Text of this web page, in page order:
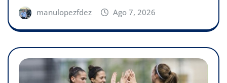
manulopezfdez Ago 7, 2026